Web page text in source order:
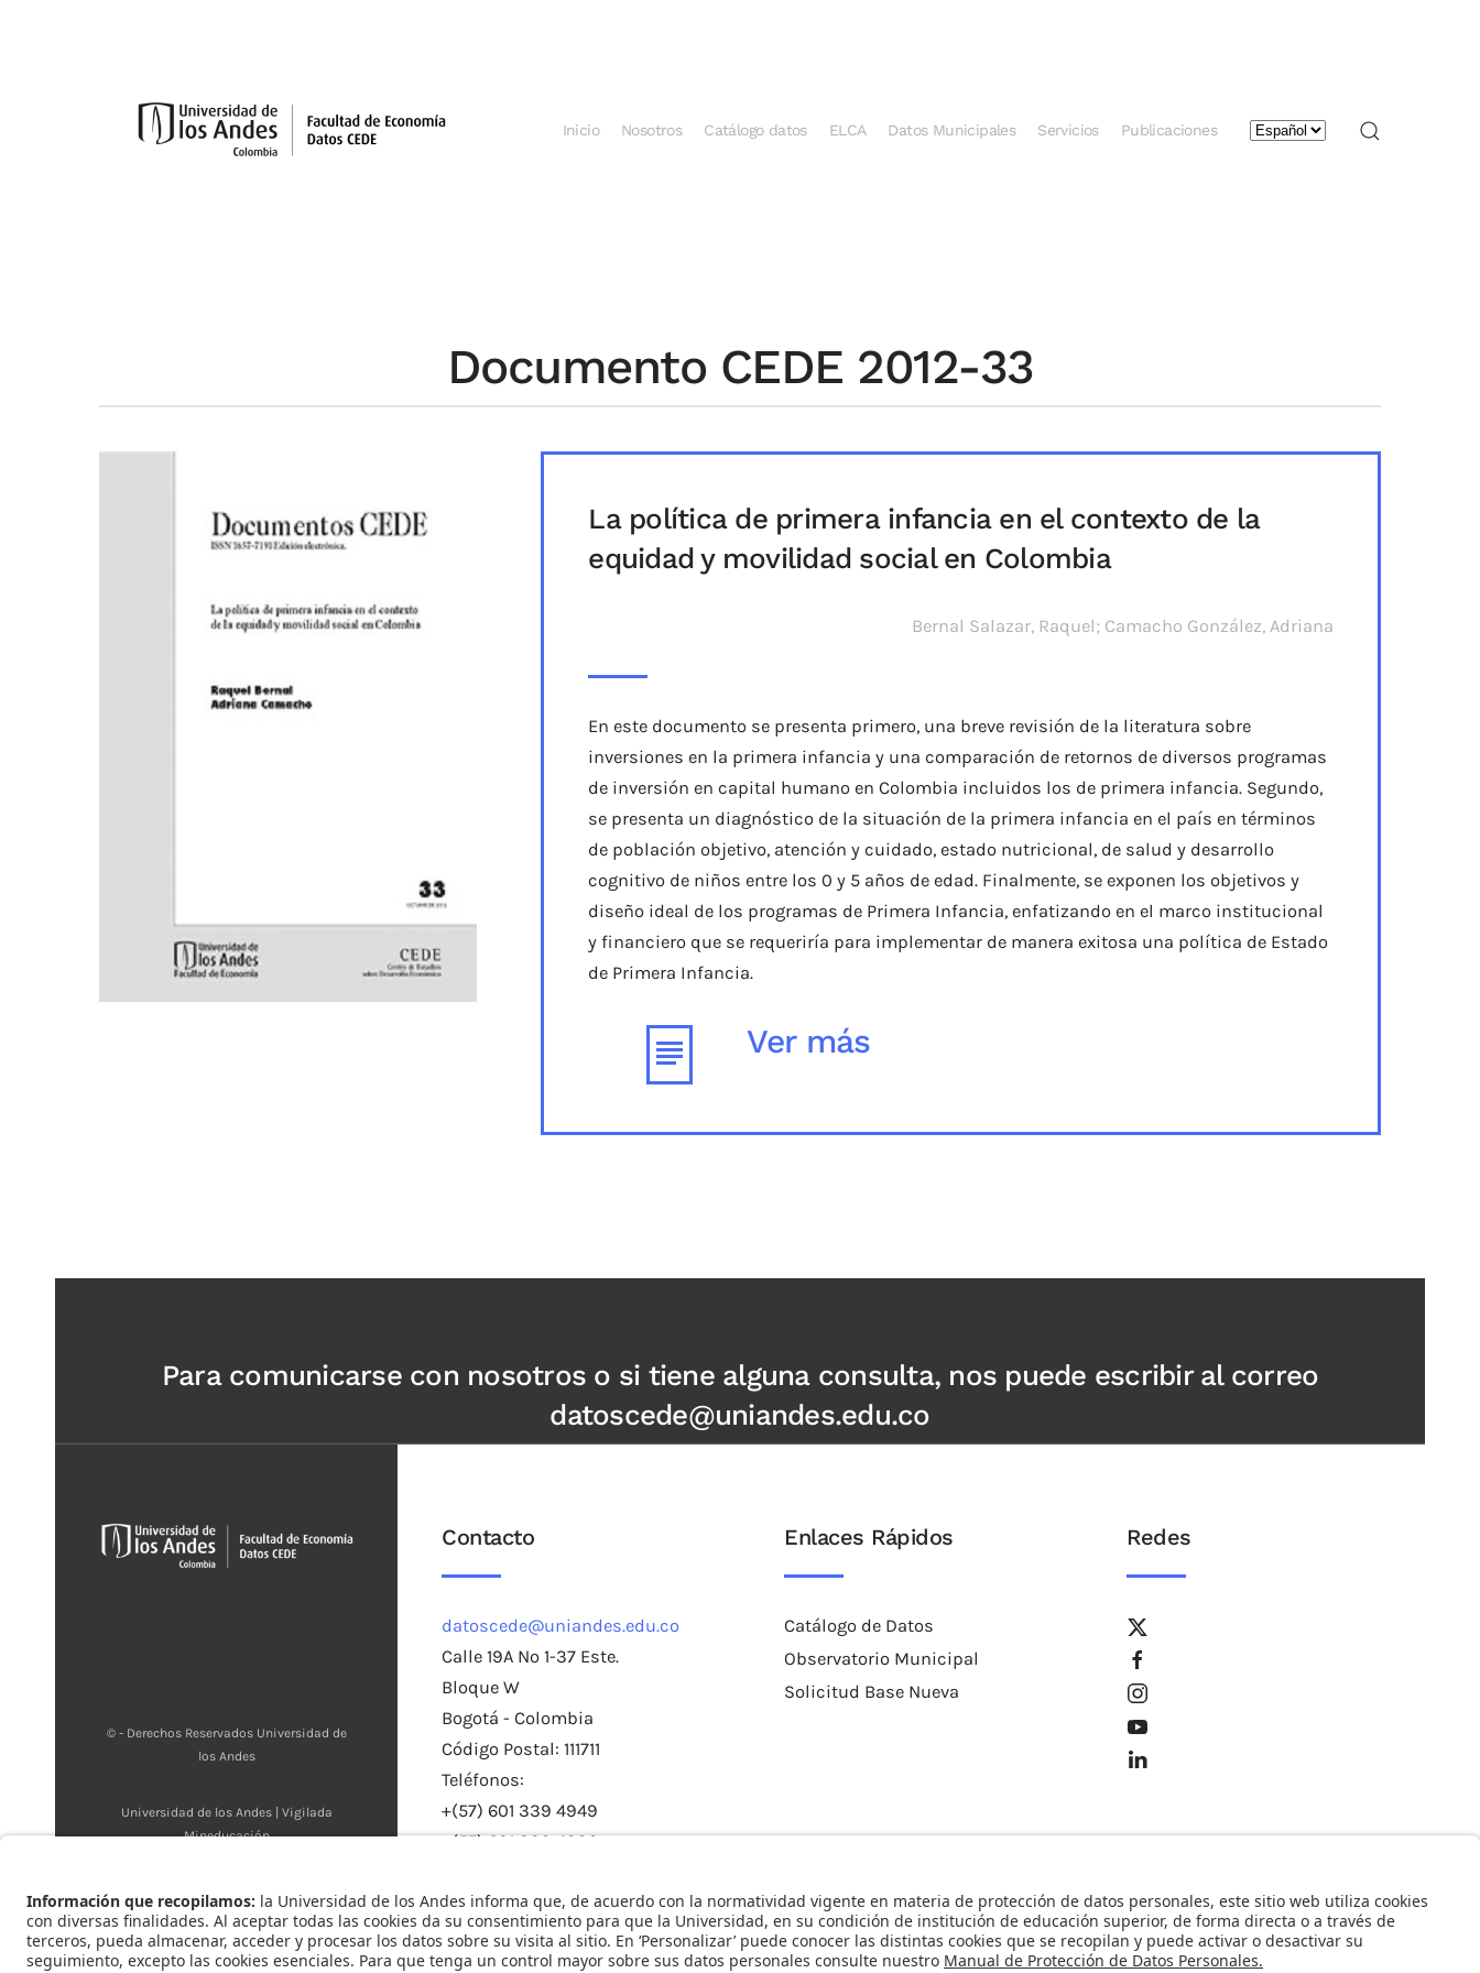
Inicio Nosotros Catálogo datos ELCA Datos Municipales Servicios Publicaciones
Elegir
Documento CEDE 2012-33
La política de primera infancia en el contexto de la
equidad y movilidad social en Colombia
Bernal Salazar, Raquel; Camacho González, Adriana
En este documento se presenta primero, una breve revisión de la literatura sobre
inversiones en la primera infancia y una comparación de retornos de diversos programas
de inversión en capital humano en Colombia incluidos los de primera infancia. Segundo,
se presenta un diagnóstico de la situación de la primera infancia en el país en términos
de población objetivo, atención y cuidado, estado nutricional, de salud y desarrollo
cognitivo de niños entre los 0 y 5 años de edad. Finalmente, se exponen los objetivos y
diseño ideal de los programas de Primera Infancia, enfatizando en el marco institucional
y financiero que se requeriría para implementar de manera exitosa una política de Estado
de Primera Infancia.
Ver más
Para comunicarse con nosotros o si tiene alguna consulta, nos puede escribir al correo
datoscede@uniandes.edu.co
© - Derechos Reservados Universidad de
los Andes
Universidad de los Andes | Vigilada
Mineducación
Reconocimiento personería jurídica:
Resolución 28 del 23 de febrero de 1949
Minjusticia.
Contacto
datoscede@uniandes.edu.co
Calle 19A No 1-37 Este.
Bloque W
Bogotá - Colombia
Código Postal: 111711
Teléfonos:
+(57) 601 339 4949
+(57) 601 339 4999
Enlaces Rápidos
Catálogo de Datos
Observatorio Municipal
Solicitud Base Nueva
Redes